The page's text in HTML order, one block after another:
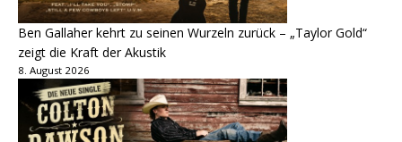
Ben Gallaher kehrt zu seinen Wurzeln zurück – „Taylor Gold“
zeigt die Kraft der Akustik
8. August 2026